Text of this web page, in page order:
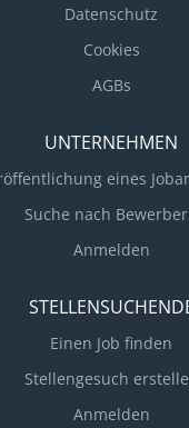
Datenschutz
Cookies
AGBs
UNTERNEHMEN
eines
Suche nach
Anmelden
Einen Job finden
Stellengesuch
Anmelden